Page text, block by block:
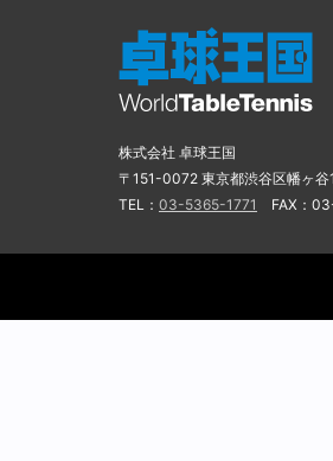
株式会社 卓球王国
〒151-0072 東京都渋谷区幡ヶ
TEL： 03-5365-1771 FAX：